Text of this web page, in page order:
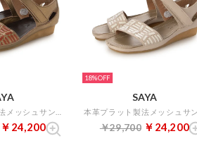
￥24,200
18%
SAYA
￥29,700 ￥24,200